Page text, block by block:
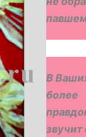
В
более
звучит